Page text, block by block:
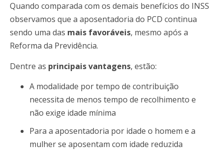
Quando comparada com os demais benefícios do INSS
observamos que a aposentadoria do PCD continua
sendo uma das mais favoráveis, mesmo após a
Reforma da Previdência.
Dentre as principais vantagens, estão:
A modalidade por tempo de contribuição
necessita de menos tempo de recolhimento e
não exige idade mínima
Para a aposentadoria por idade o homem e a
mulher se aposentam com idade reduzida